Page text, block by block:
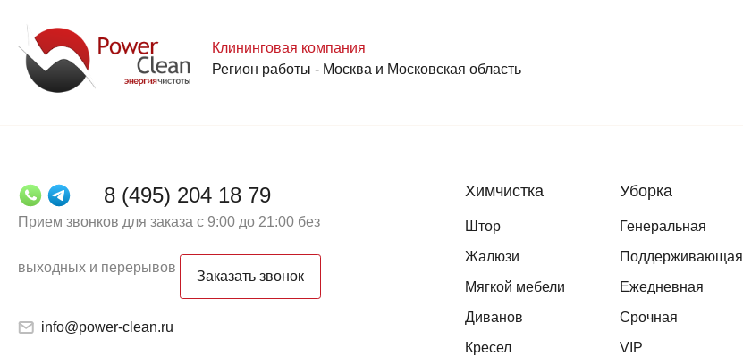
Клининговая компания
Регион работы - Москва и Московская область
8 (495) 204 18 79
Прием звонков для заказа с 9:00 до 21:00 без
выходных и перерывов
Заказать звонок
info@power-clean.ru
Химчистка
Штор
Жалюзи
Мягкой мебели
Диванов
Кресел
Уборка
Генеральная
Поддерживающая
Ежедневная
Срочная
VIP